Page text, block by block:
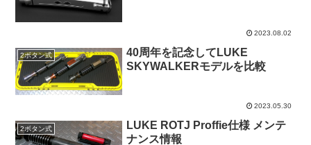
2023.08.02
2ボタン式
40周年を記念してLUKE
SKYWALKERモデルを比較
2023.05.30
2ボタン式
LUKE ROTJ Proffie仕様 メンテ
ナンス情報